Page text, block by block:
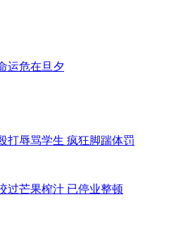
运危在旦夕
打辱骂学生 疯狂脚踹体罚
过芒果榨汁 已停业整顿